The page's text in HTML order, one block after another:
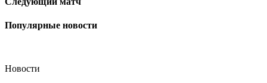
Популярные новости
Новости